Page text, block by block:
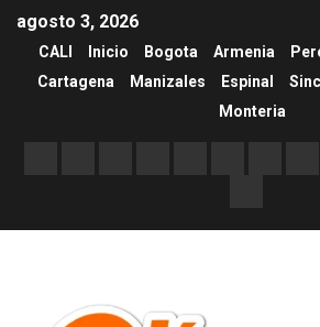
agosto 3, 2026
CALI Inicio Bogota Armenia
Cartagena
Manizales Espinal
Monteria